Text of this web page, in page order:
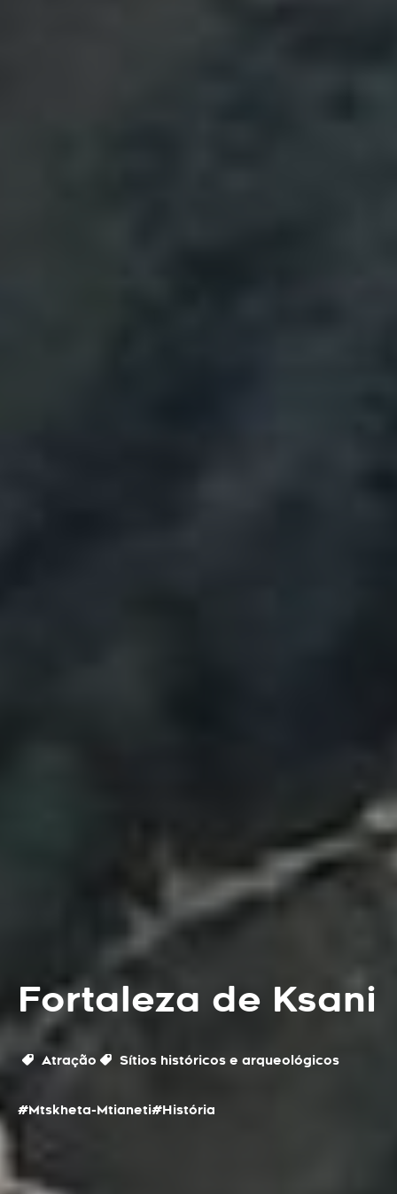
Fortaleza de Ksani
Atração Sítios históricos e arqueológicos
#Mtskheta-Mtianeti#História